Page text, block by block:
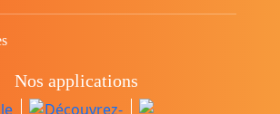
Nos applications